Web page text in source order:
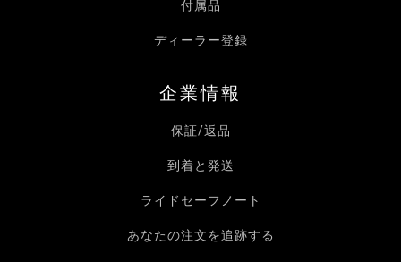
付属品
ディーラー登録
企業情報
保証/返品
到着と発送
ライドセーフノート
あなたの注文を追跡する